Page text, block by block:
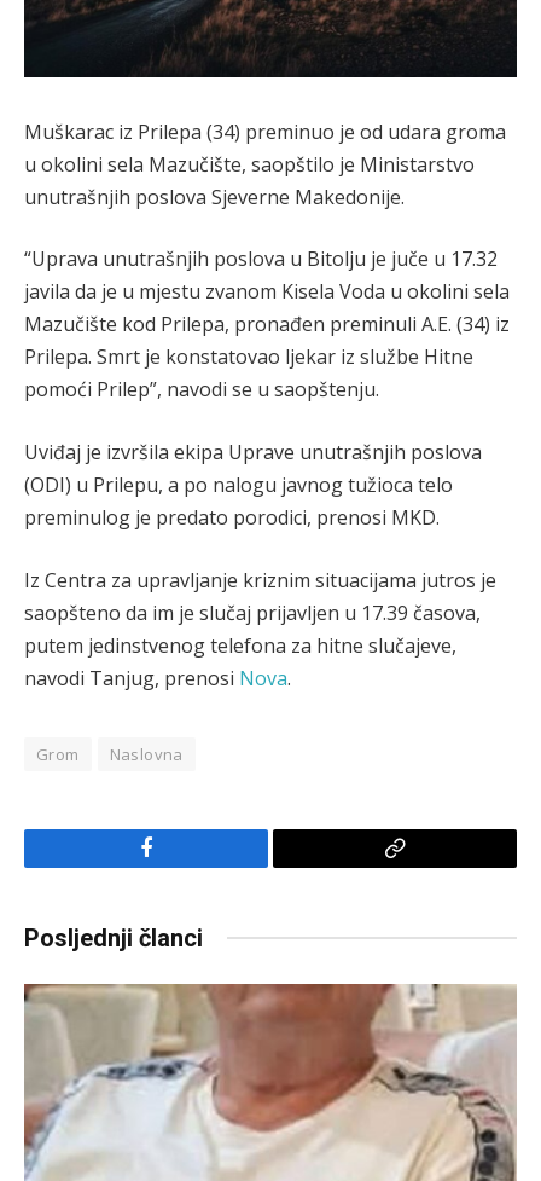
Muškarac iz Prilepa (34) preminuo je od udara groma
u okolini sela Mazučište, saopštilo je Ministarstvo
unutrašnjih poslova Sjeverne Makedonije.
“Uprava unutrašnjih poslova u Bitolju je juče u 17.32
javila da je u mjestu zvanom Kisela Voda u okolini sela
Mazučište kod Prilepa, pronađen preminuli A.E. (34) iz
Prilepa. Smrt je konstatovao ljekar iz službe Hitne
pomoći Prilep”, navodi se u saopštenju.
Uviđaj je izvršila ekipa Uprave unutrašnjih poslova
(ODI) u Prilepu, a po nalogu javnog tužioca telo
preminulog je predato porodici, prenosi MKD.
Iz Centra za upravljanje kriznim situacijama jutros je
saopšteno da im je slučaj prijavljen u 17.39 časova,
putem jedinstvenog telefona za hitne slučajeve,
navodi Tanjug, prenosi Nova.
Grom Naslovna
Facebook
Copy
Posljednji članci